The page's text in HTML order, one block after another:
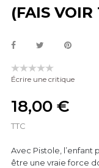
(FAIS
Écrire une critique
18,00 €
TTC
Avec Pistole,
être une vraie force